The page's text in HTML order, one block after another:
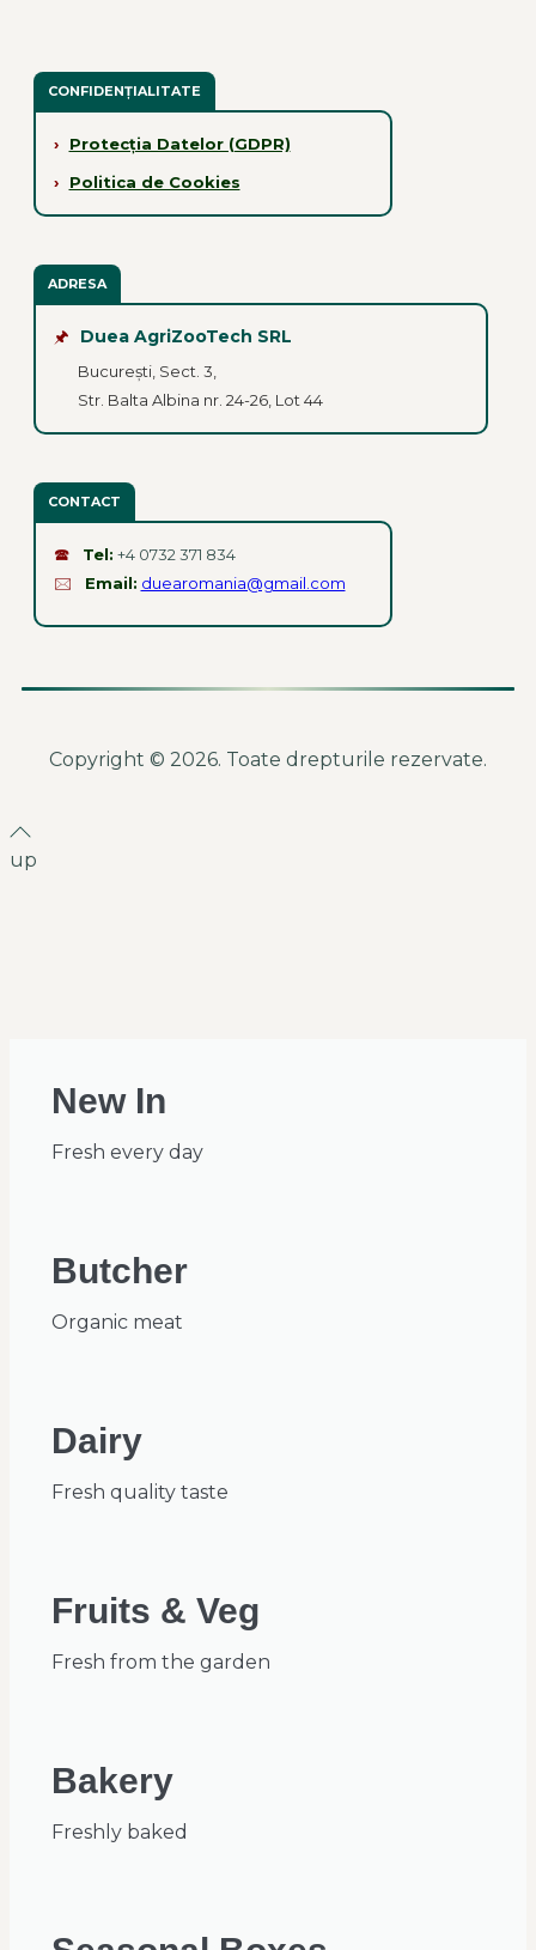
CONFIDENȚIALITATE
›
Protecția Datelor (GDPR)
›
Politica de Cookies
ADRESA
🖈 Duea AgriZooTech SRL
București, Sect. 3,
Str. Balta Albina nr. 24-26, Lot 44
CONTACT
🕿 Tel: +4 0732 371 834
🖂
Email: duearomania@gmail.com
Copyright © 2026. Toate drepturile rezervate.
up
New In
Fresh every day
Butcher
Organic meat
Dairy
Fresh quality taste
Fruits & Veg
Fresh from the garden
Bakery
Freshly baked